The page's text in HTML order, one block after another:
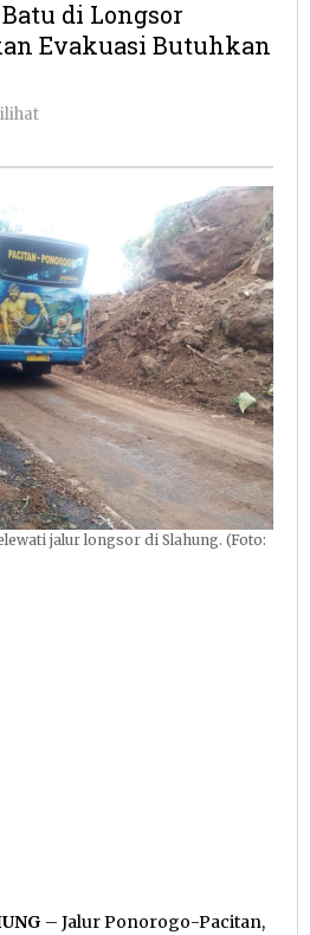
Longsor
Waktu
Lama
di Longsor
Evakuasi Butuhkan
jalur longsor di Slahung. (Foto:
– Jalur Ponorogo-Pacitan,